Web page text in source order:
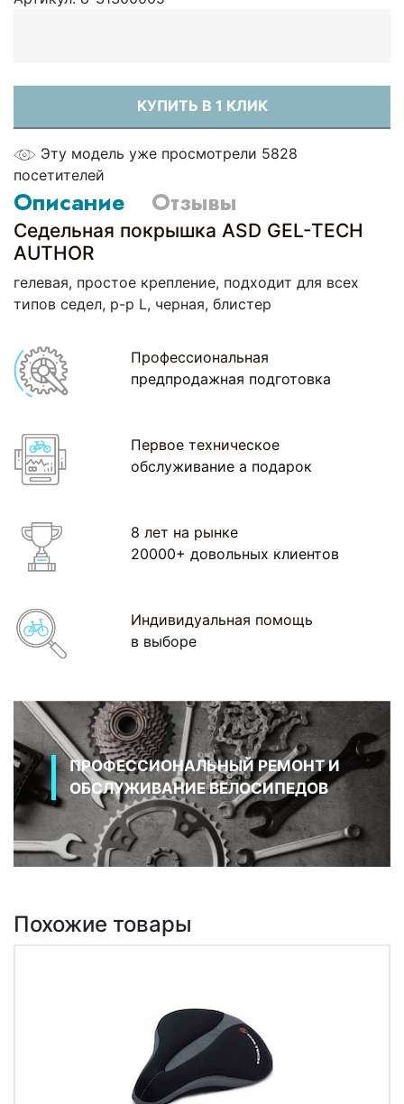
КУПИТЬ В 1 КЛИК
Эту модель уже просмотрели 5828
посетителей
Описание Отзывы
Седельная покрышка ASD GEL-TECH
AUTHOR
гелевая, простое крепление, подходит для всех
типов седел, р-р L, черная, блистер
Профессиональная
предпродажная подготовка
Первое техническое
обслуживание а подарок
8 лет на рынке
20000+ довольных клиентов
Индивидуальная помощь
в выборе
ПРОФЕССИОНАЛЬНЫЙ РЕМОНТ И
ОБСЛУЖИВАНИЕ ВЕЛОСИПЕДОВ
Похожие товары